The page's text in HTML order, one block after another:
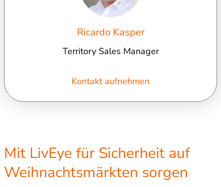
Ricardo Kasper
Territory Sales Manager
Kontakt aufnehmen
Mit LivEye für Sicherheit auf
Weihnachtsmärkten sorgen